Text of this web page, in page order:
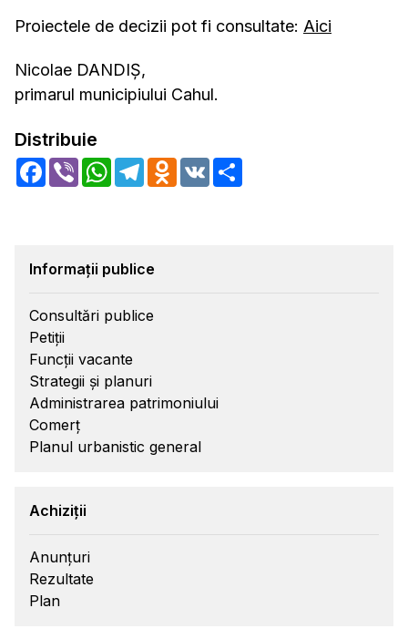
Proiectele de decizii pot fi consultate: Aici
Nicolae DANDIŞ,
primarul municipiului Cahul.
Distribuie
Facebook
Viber WhatsApp
TelegramOdnoklassniki
VK
Informații publice
Consultări publice
Petiții
Funcții vacante
Strategii și planuri
Administrarea patrimoniului
Comerț
Planul urbanistic general
Achiziții
Anunțuri
Rezultate
Plan